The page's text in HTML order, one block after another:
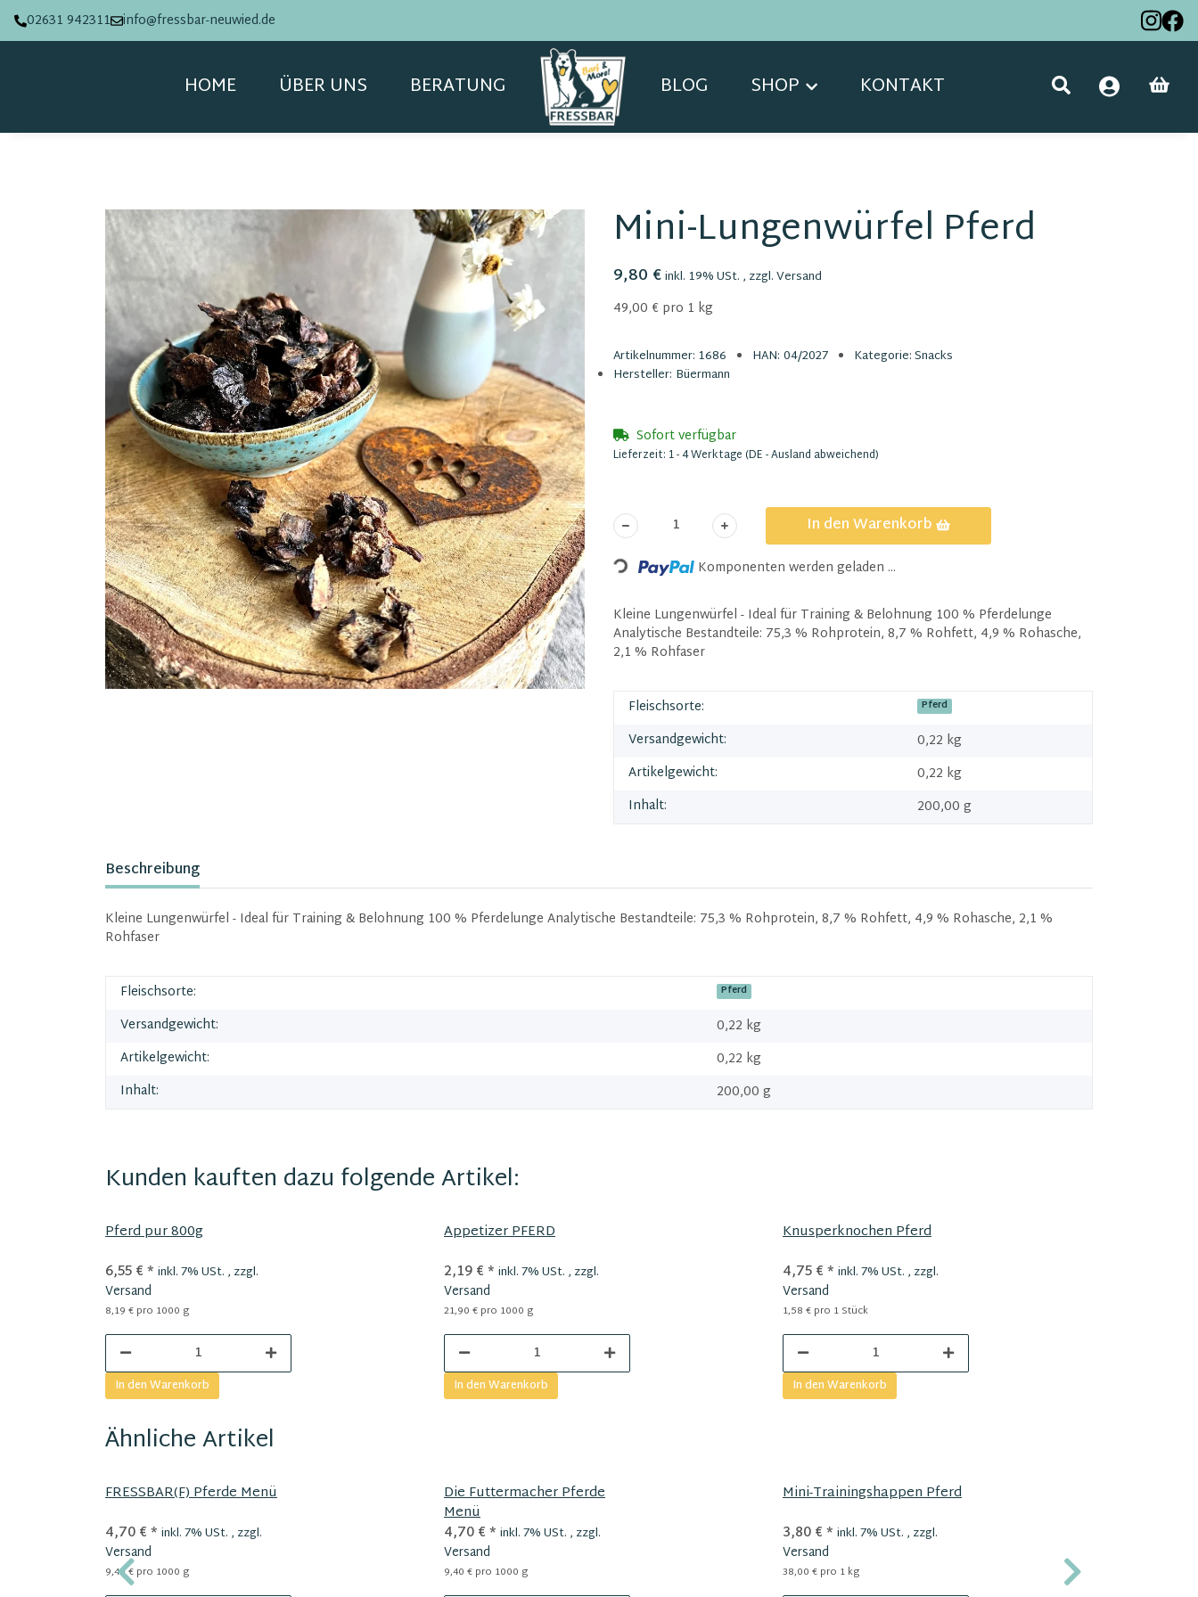
02631 942311 info@fressbar-neuwied.de
SHOP
HOME ÜBER UNS BERATUNG BLOG KONTAKT
Mini-Lungenwürfel Pferd
9,80 €inkl. 19% USt. , zzgl.Versand
49,00 € pro 1 kg
Artikelnummer: 1686 HAN: 04/2027 Kategorie:Snacks
Hersteller: Büermann
Sofort verfügbar
Lieferzeit: 1 - 4 Werktage(DE - Ausland abweichend)
In den Warenkorb
Loading... Komponenten werden geladen ...
Kleine Lungenwürfel - Ideal für Training & Belohnung 100 % Pferdelunge
Analytische Bestandteile: 75,3 % Rohprotein, 8,7 % Rohfett, 4,9 % Rohasche,
2,1 % Rohfaser
Fleischsorte: Pferd
Versandgewicht:
0,22 kg
Artikelgewicht:
0,22 kg
Inhalt:
200,00 g
Beschreibung
Kleine Lungenwürfel - Ideal für Training & Belohnung 100 % Pferdelunge Analytische Bestandteile: 75,3 % Rohprotein, 8,7 % Rohfett, 4,9 % Rohasche, 2,1 %
Rohfaser
Fleischsorte: Pferd
Versandgewicht:
0,22 kg
Artikelgewicht:
0,22 kg
Inhalt:
200,00 g
Kunden kauften dazu folgende Artikel:
Pferd pur 800g
6,55 €* inkl. 7% USt. , zzgl.
Versand
8,19 € pro 1000 g
In den Warenkorb
Appetizer PFERD
2,19 €* inkl. 7% USt. , zzgl.
Versand
21,90 € pro 1000 g
In den Warenkorb
Knusperknochen Pferd
4,75 €* inkl. 7% USt. , zzgl.
Versand
1,58 € pro 1 Stück
In den Warenkorb
Ähnliche Artikel
FRESSBAR(F) Pferde Menü
4,70 €* inkl. 7% USt. , zzgl.
Versand
9,40 € pro 1000 g
Die Futtermacher Pferde
Menü
4,70 €* inkl. 7% USt. , zzgl.
Versand
9,40 € pro 1000 g
Mini-Trainingshappen Pferd
3,80 €* inkl. 7% USt. , zzgl.
Versand
38,00 € pro 1 kg